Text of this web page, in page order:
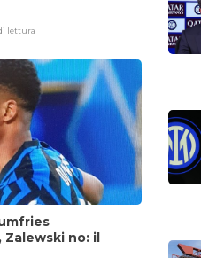
lettura
no: il